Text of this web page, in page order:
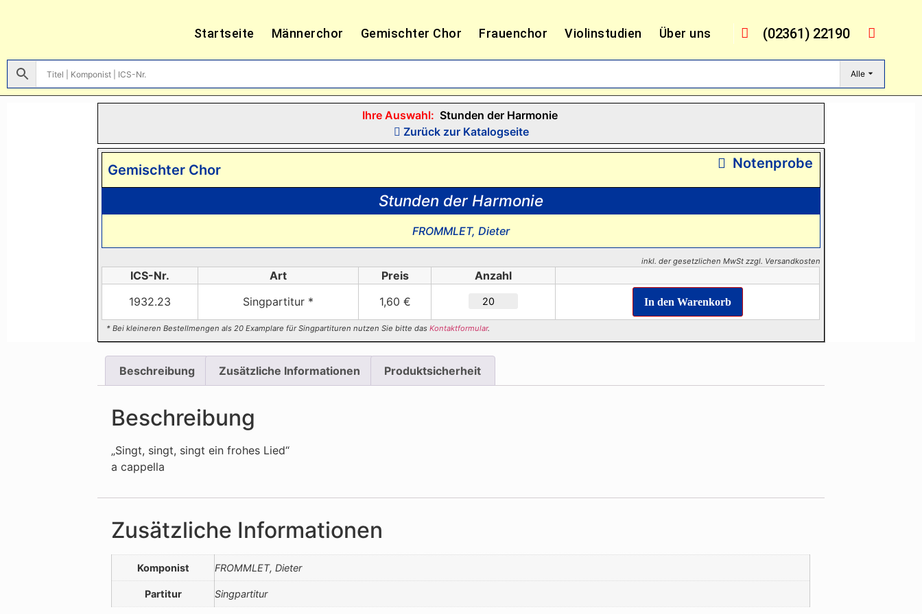
Startseite Männerchor Gemischter Chor Frauenchor Violinstudien Über uns (02361) 22190
Alle
Ihre Auswahl: Stunden der Harmonie
Zurück zur Katalogseite
Gemischter Chor Notenprobe
Stunden der Harmonie
FROMMLET, Dieter
inkl. der gesetzlichen MwSt zzgl. Versandkosten
ICS-Nr. Art Preis
Anzahl
1932.23
Singpartitur * 1,60 €
* Bei kleineren Bestellmengen als 20 Examplare für Singpartituren nutzen Sie bitte das Kontaktformular.
Beschreibung Zusätzliche Informationen Produktsicherheit
Beschreibung
„Singt, singt, singt ein frohes Lied“
a cappella
Zusätzliche Informationen
Komponist FROMMLET, Dieter
Partitur Singpartitur